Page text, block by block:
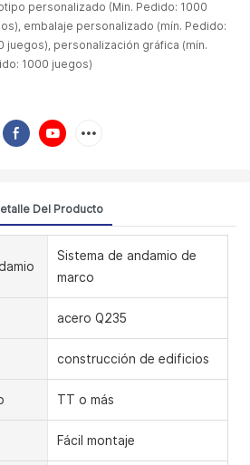
personalizado (Min. Pedido: 1000
embalaje personalizado (mín. Pedido:
juegos), personalización gráfica (mín.
1000 juegos)
Del Producto
Sistema de andamio de
marco
acero Q235
construcción de edificios
TT o más
Fácil montaje